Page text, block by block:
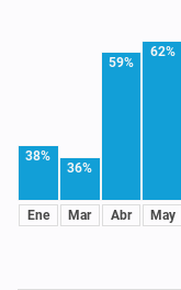
38%
Ene
36%
Mar
59%
Abr
62%
May